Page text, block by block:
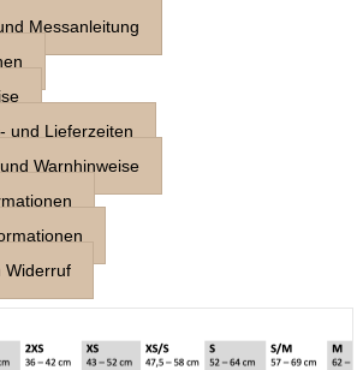
Messanleitung
und Lieferzeiten
Warnhinweise
Widerruf